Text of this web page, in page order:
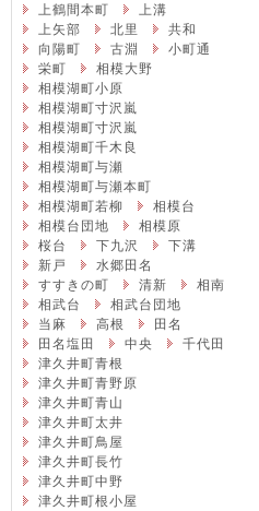
上鶴間本町
上溝
上矢部
北里
共和
向陽町
古淵
小町通
栄町
相模大野
相模湖町小原
相模湖町寸沢嵐
相模湖町寸沢嵐
相模湖町千木良
相模湖町与瀬
相模湖町与瀬本町
相模湖町若柳
相模台
相模台団地
相模原
桜台
下九沢
下溝
新戸
水郷田名
すすきの町
清新
相南
相武台
相武台団地
当麻
高根
田名
田名塩田
中央
千代田
津久井町青根
津久井町青野原
津久井町青山
津久井町太井
津久井町鳥屋
津久井町長竹
津久井町中野
津久井町根小屋